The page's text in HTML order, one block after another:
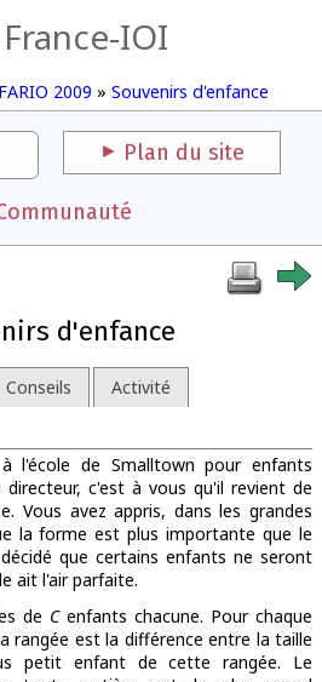
France-IOI
FARIO 2009 » Souvenirs d'enfance
Plan du site
d'enfance
Conseils
Activité
l'école de Smalltown pour enfants
c'est à vous qu'il revient de
Vous avez appris, dans les grandes
la forme est plus importante que le
que certains enfants ne seront
ait l'air parfaite.
de Cenfants chacune. Pour chaque
rangée est la différence entre la taille
petit enfant de cette rangée. Le